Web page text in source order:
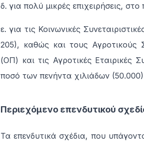
δ. για πολύ μικρές επιχειρήσεις,
ε. για τις Κοινωνικές
205), καθώς και τους Αγροτικούς
(ΟΠ) και τις Αγροτικές
ποσό των πενήντα χιλιάδων
Περιεχόμενο επενδυτικού
Τα επενδυτικά σχέδια, που